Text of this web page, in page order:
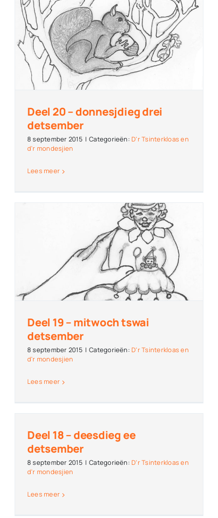
Deel 20 – donnesjdieg drei
detsember
8 september 2015 | Categorieën: D'r Tsinterkloas en
d'r mondesjien
Lees meer
Deel 19 – mitwoch tswai
detsember
8 september 2015 | Categorieën: D'r Tsinterkloas en
d'r mondesjien
Lees meer
Deel 18 – deesdieg ee
detsember
8 september 2015 | Categorieën: D'r Tsinterkloas en
d'r mondesjien
Lees meer